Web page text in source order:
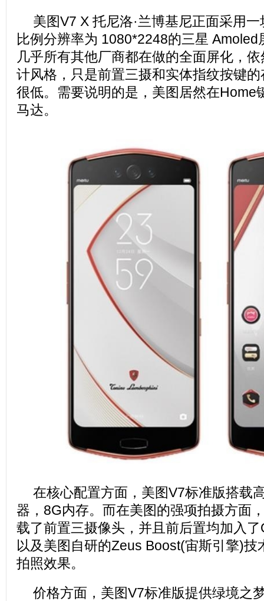
美图V7 X 托尼洛·兰博基尼正面采用
比例分辨率为 1080*2248的三星
几乎所有其他厂商都在做的全面屏化，
计风格，只是前置三摄和实体指纹按键
很低。需要说明的是，美图居然在Home
马达。
在核心配置方面，美图V7标准版搭载
器，8G内存。而在美图的强项拍摄方面
载了前置三摄像头，并且前后置均加入
以及美图自研的Zeus Boost(宙斯引擎)技
拍照效果。
价格方面，美图V7标准版提供绿境之